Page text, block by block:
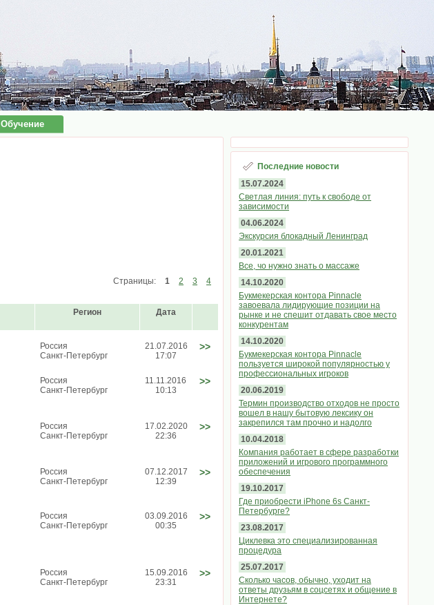
Обучение
Страницы: 1 2 3 4
Регион Дата
Россия
Санкт-Петербург
21.07.2016
17:07
>>
Россия
Санкт-Петербург
11.11.2016
10:13
>>
Россия
Санкт-Петербург
17.02.2020
22:36
>>
Россия
Санкт-Петербург
07.12.2017
12:39
>>
Россия
Санкт-Петербург
03.09.2016
00:35
>>
Россия
Санкт-Петербург
15.09.2016
23:31
>>
Последние новости
15.07.2024
Светлая линия: путь к свободе от
зависимости
04.06.2024
Экскурсия блокадный Ленинград
20.01.2021
Все, чо нужно знать о массаже
14.10.2020
Букмекерская контора Pinnacle
завоевала лидирующие позиции на
рынке и не спешит отдавать свое место
конкурентам
14.10.2020
Букмекерская контора Pinnacle
пользуется широкой популярностью у
профессиональных игроков
20.06.2019
Термин производство отходов не просто
вошел в нашу бытовую лексику он
закрепился там прочно и надолго
10.04.2018
Компания работает в сфере разработки
приложений и игрового программного
обеспечения
19.10.2017
Где приобрести iPhone 6s Санкт-
Петербурге?
23.08.2017
Циклевка это специализированная
процедура
25.07.2017
Сколько часов, обычно, уходит на
ответы друзьям в соцсетях и общение в
Интернете?